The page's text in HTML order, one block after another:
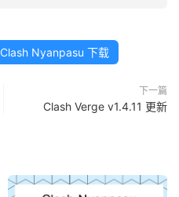
Clash Nyanpasu 下载
下一篇
Clash Verge v1.4.11 更新